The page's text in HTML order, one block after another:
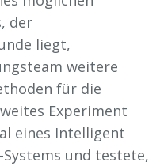
der
liegt,
weitere
für die
Experiment
eines Intelligent
Systems und testete,